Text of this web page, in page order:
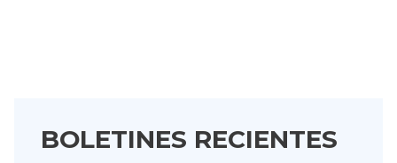
BOLETINES RECIENTES